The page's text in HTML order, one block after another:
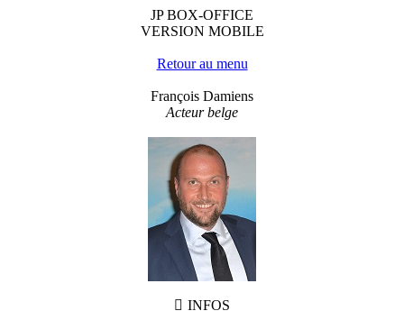
JP BOX-OFFICE
VERSION MOBILE
Retour au menu
François Damiens
Acteur belge
INFOS